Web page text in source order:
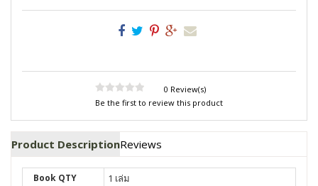
0 Review(s)
Be the first to review this product
Product DescriptionReviews
Book QTY 1 เล่ม